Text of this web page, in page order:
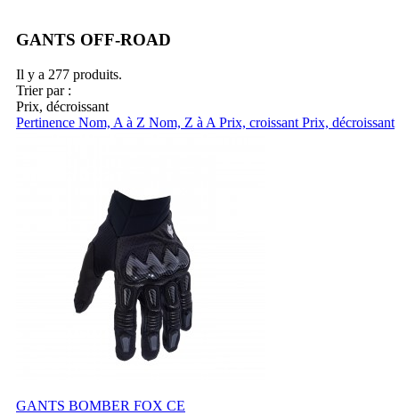
GANTS OFF-ROAD
Il y a 277 produits.
Trier par :
Prix, décroissant
Pertinence Nom, A à Z Nom, Z à A Prix, croissant Prix, décroissant
GANTS BOMBER FOX CE